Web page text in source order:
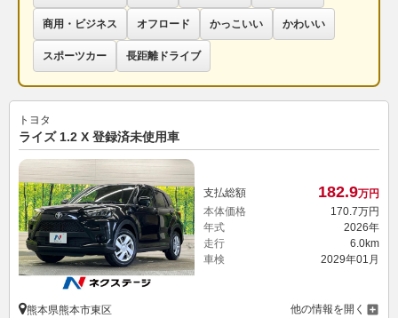
商用・ビジネス オフロード かっこいい かわいい
スポーツカー 長距離ドライブ
トヨタ
ライズ 1.2 X 登録済未使用車
支払総額 182.9万円
本体価格
170. 7万円
年式
2026年
走行
6.0km
車検
2029年01月
熊本県熊本市東区 他の情報を開く